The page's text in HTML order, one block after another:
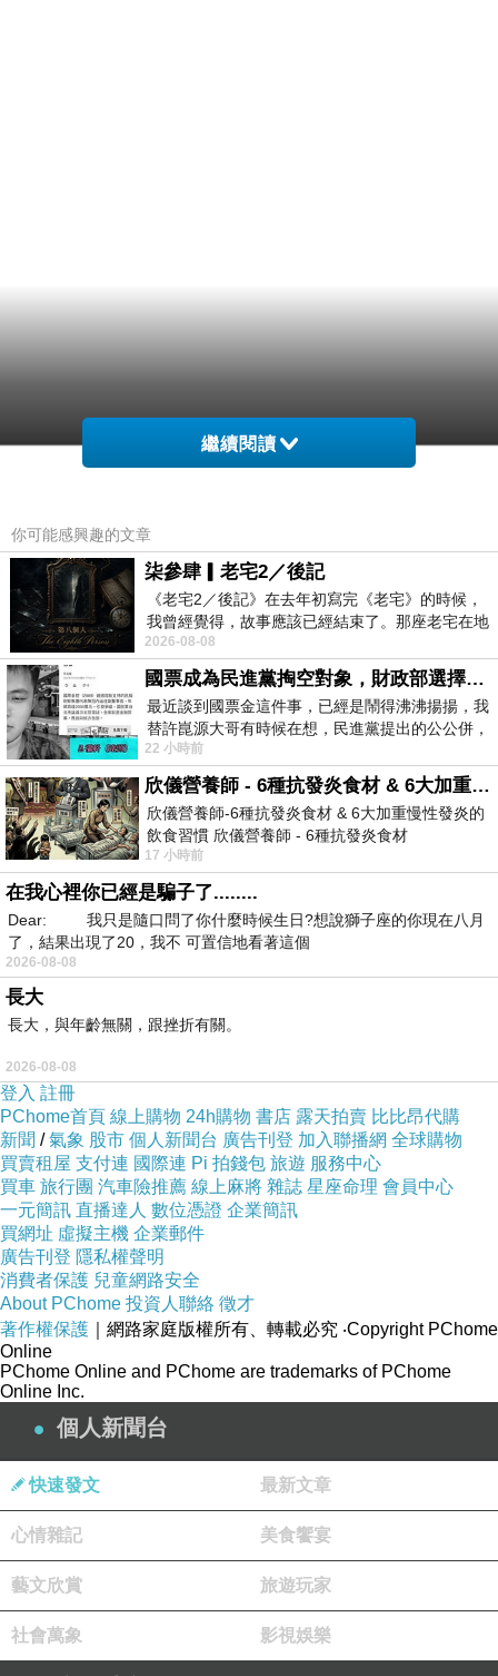
繼續閱讀
你可能感興趣的文章
柒參肆▎老宅2／後記
《老宅2／後記》在去年初寫完《老宅》的時候，
我曾經覺得，故事應該已經結束了。那座老宅在地
震中倒塌，七個人終於離開那片黑暗，
2026-08-08
國票成為民進黨掏空對象，財政部選擇性失憶
最近談到國票金這件事，已經是鬧得沸沸揚揚，我
替許崑源大哥有時候在想，民進黨提出的公公併，
其實就是想要國庫通黨庫，鬧出最大的醜
22 小時前
欣儀營養師 - 6種抗發炎食材 & 6大加重慢性發炎的飲食習慣
欣儀營養師-6種抗發炎食材 & 6大加重慢性發炎的
飲食習慣 欣儀營養師 - 6種抗發炎食材
https://www.facebook.com/photo/?fbid=147
17 小時前
在我心裡你已經是騙子了........
Dear: 我只是隨口問了你什麼時候生日?想說獅子座的你現在八月
了，結果出現了20，我不 可置信地看著這個
2026-08-08
長大
長大，與年齡無關，跟挫折有關。
2026-08-08
登入 註冊
PChome首頁 線上購物 24h購物 書店 露天拍賣 比比昂代購
新聞 /氣象 股市 個人新聞台 廣告刊登 加入聯播網 全球購物
買賣租屋 支付連 國際連 Pi 拍錢包 旅遊 服務中心
買車 旅行團 汽車險推薦 線上麻將 雜誌 星座命理 會員中心
一元簡訊 直播達人 數位憑證 企業簡訊
買網址 虛擬主機 企業郵件
廣告刊登 隱私權聲明
消費者保護 兒童網路安全
About PChome 投資人聯絡 徵才
著作權保護 ｜網路家庭版權所有、轉載必究 ‧Copyright PChome
Online
PChome Online and PChome are trademarks of PChome
Online Inc.
個人新聞台
快速發文 最新文章
心情雜記 美食饗宴
藝文欣賞 旅遊玩家
社會萬象 影視娛樂